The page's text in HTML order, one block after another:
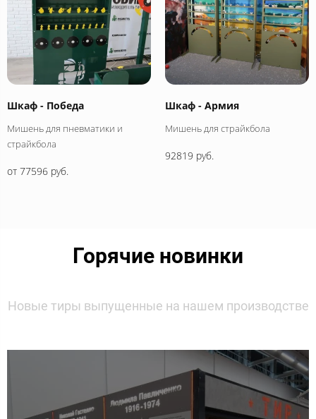
Шкаф - Победа
Мишень для пневматики и
страйкбола
от 77596 руб.
Шкаф - Армия
Мишень для страйкбола
92819 руб.
Горячие новинки
Новые тиры выпущенные на нашем производстве